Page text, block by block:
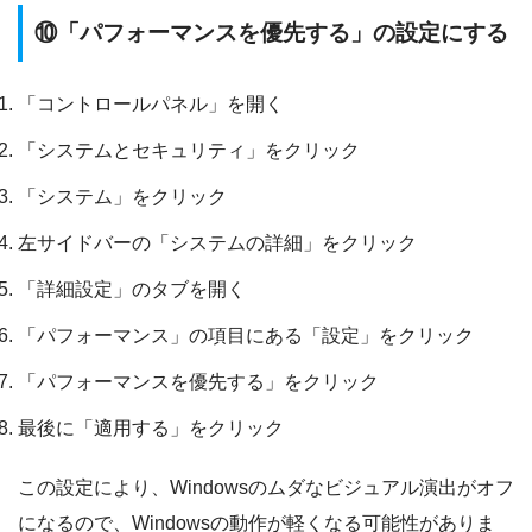
⑩「パフォーマンスを優先する」の設定にする
「コントロールパネル」を開く
「システムとセキュリティ」をクリック
「システム」をクリック
左サイドバーの「システムの詳細」をクリック
「詳細設定」のタブを開く
「パフォーマンス」の項目にある「設定」をクリック
「パフォーマンスを優先する」をクリック
最後に「適用する」をクリック
この設定により、Windowsのムダなビジュアル演出がオフ
になるので、Windowsの動作が軽くなる可能性がありま